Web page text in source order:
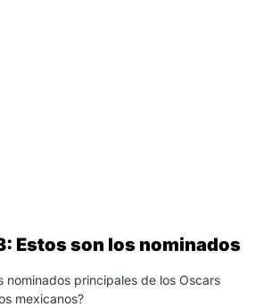
Estos son los nominados
nominados principales de los Oscars
mexicanos?